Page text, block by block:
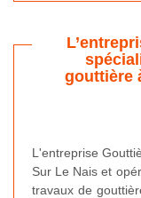
gouttière
L'entreprise
Sur Le Nais et
travaux de